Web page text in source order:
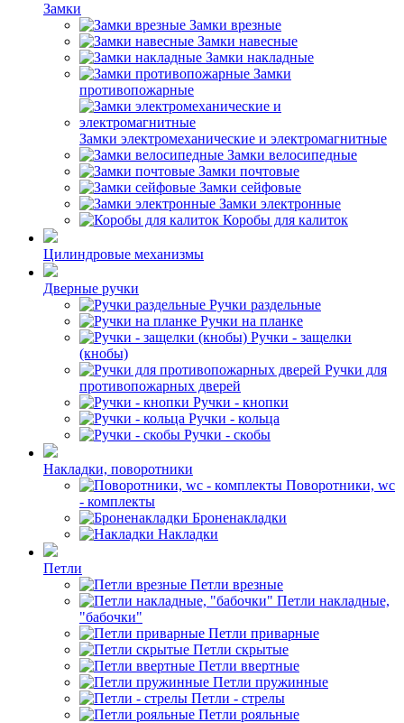
Замки
Замки врезные
Замки навесные
Замки накладные
Замки
противопожарные
Замки электромеханические и электромагнитные
Замки велосипедные
Замки почтовые
Замки сейфовые
Замки электронные
Коробы для калиток
Цилиндровые механизмы
Дверные ручки
Ручки раздельные
Ручки на планке
Ручки - защелки
(кнобы)
Ручки для
противопожарных дверей
Ручки - кнопки
Ручки - кольца
Ручки - скобы
Накладки, поворотники
Поворотники, wc
- комплекты
Броненакладки
Накладки
Петли
Петли врезные
Петли накладные,
"бабочки"
Петли приварные
Петли скрытые
Петли ввертные
Петли пружинные
Петли - стрелы
Петли рояльные